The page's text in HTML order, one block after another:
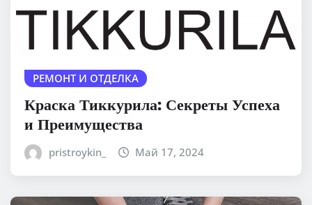
РЕМОНТ И ОТДЕЛКА
Краска Тиккурила: Секреты Успеха
и Преимущества
pristroykin_ Май 17, 2024